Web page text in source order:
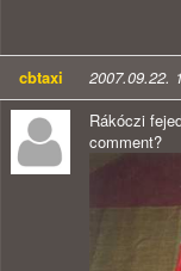
cbtaxi 2007.09.22.
Rákóczi
comment?